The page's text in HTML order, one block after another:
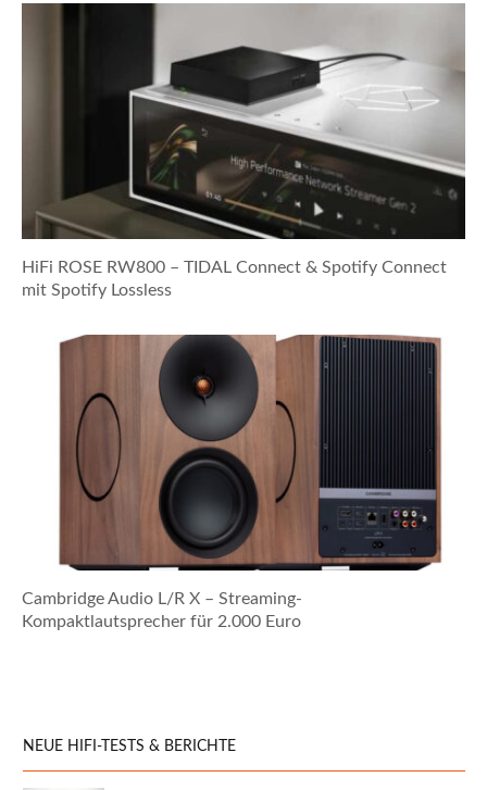
HiFi ROSE RW800 – TIDAL Connect & Spotify Connect
mit Spotify Lossless
Cambridge Audio L/R X – Streaming-
Kompaktlautsprecher für 2.000 Euro
NEUE HIFI-TESTS & BERICHTE